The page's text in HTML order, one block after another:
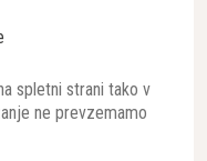
spletni strani tako v
ne prevzemamo